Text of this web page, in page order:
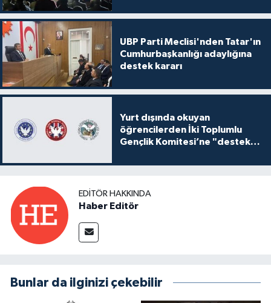
UBP Parti Meclisi'nden Tatar'ın
Cumhurbaşkanlığı adaylığına
destek kararı
Yurt dışında okuyan
öğrencilerden İki Toplumlu
Gençlik Komitesi’ne "destek
EDITÖR HAKKINDA
Haber Editör
Bunlar da ilginizi çekebilir